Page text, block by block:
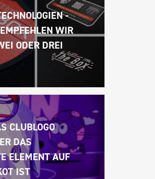
-
WIR
ODER DREI
CLUBLOGO
DAS
ELEMENT AUF
IST